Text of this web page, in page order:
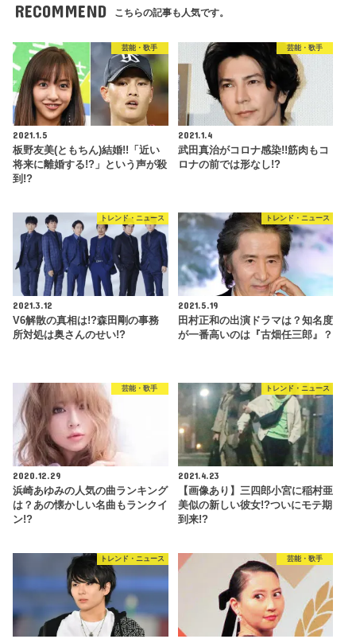
RECOMMEND こちらの記事も人気です。
芸能・歌手
2021.1.5
板野友美(ともちん)結婚!!「近い
将来に離婚する!?」という声が殺
到!?
芸能・歌手
2021.1.4
武田真治がコロナ感染!!筋肉もコ
ロナの前では形なし!?
トレンド・ニュース
2021.3.12
V6解散の真相は!?森田剛の事務
所対処は奥さんのせい!?
トレンド・ニュース
2021.5.19
田村正和の出演ドラマは？知名度
が一番高いのは『古畑任三郎』？
芸能・歌手
2020.12.29
浜崎あゆみの人気の曲ランキング
は？あの懐かしい名曲もランクイ
ン!?
トレンド・ニュース
2021.4.23
【画像あり】三四郎小宮に稲村亜
美似の新しい彼女!?ついにモテ期
到来!?
トレンド・ニュース 芸能・歌手